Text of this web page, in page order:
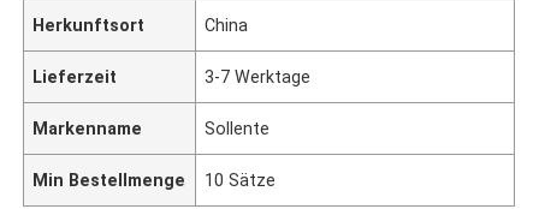
Herkunftsort China
Lieferzeit 3-7 Werktage
Markenname Sollente
Min Bestellmenge 10 Sätze